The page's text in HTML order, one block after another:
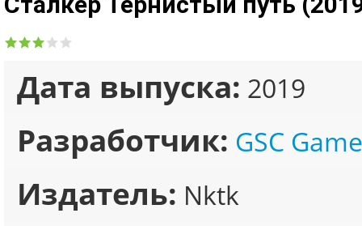
Дата выпуска: 2019
Разработчик: GSC
Издатель: Nktk